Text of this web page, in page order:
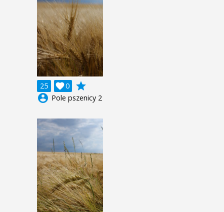
25 0

grade
account_circle Pole pszenicy 2